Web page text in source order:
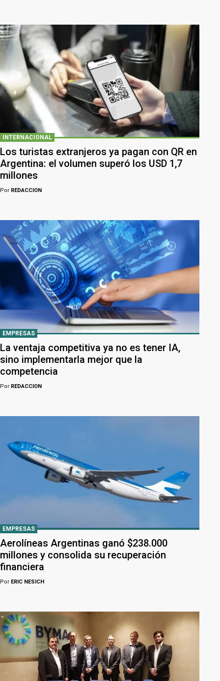
INTERNACIONAL
Los turistas extranjeros ya pagan con QR en
Argentina: el volumen superó los USD 1,7
millones
Por REDACCION
EMPRESAS
La ventaja competitiva ya no es tener IA,
sino implementarla mejor que la
competencia
Por REDACCION
EMPRESAS
Aerolíneas Argentinas ganó $238.000
millones y consolida su recuperación
financiera
Por ERIC NESICH